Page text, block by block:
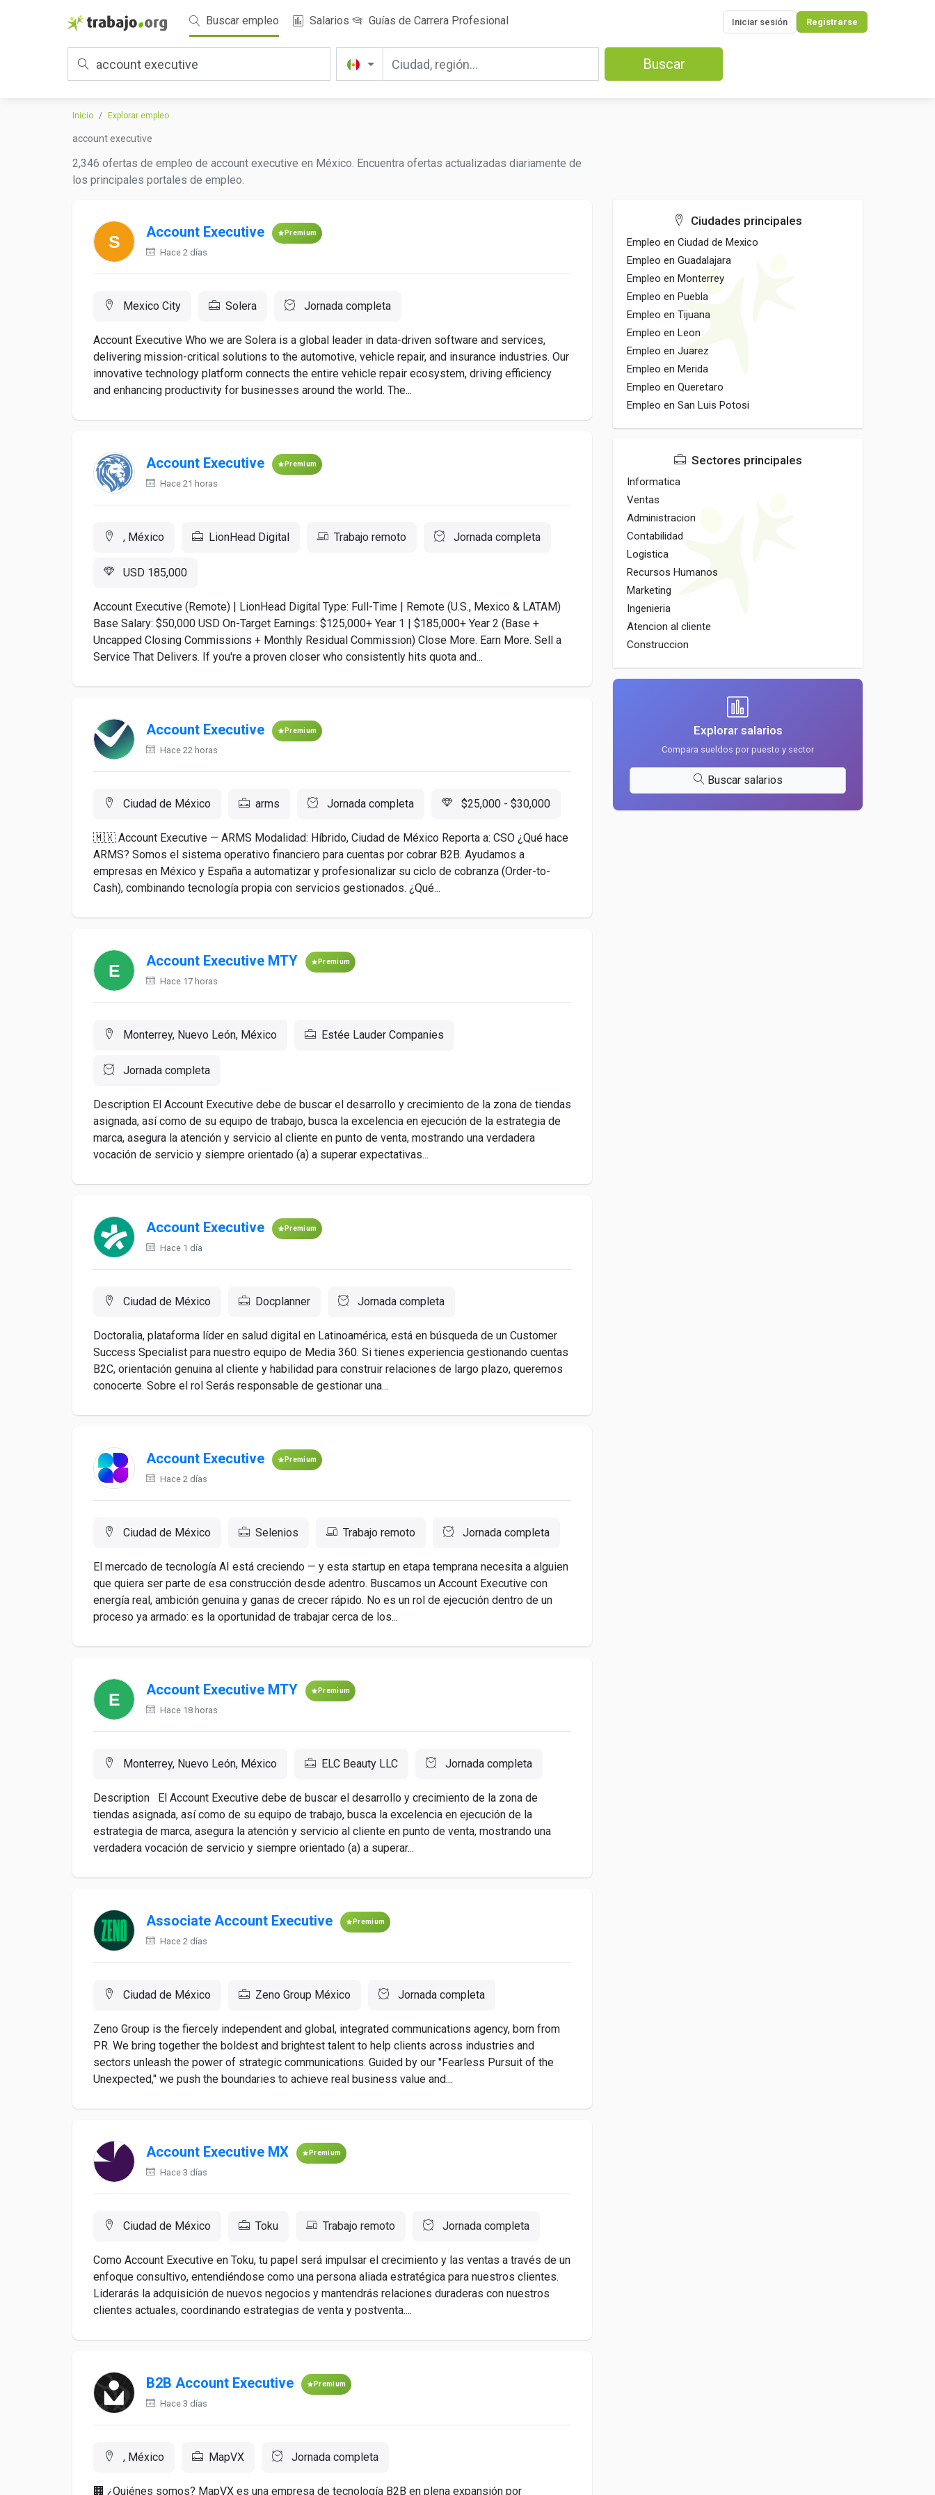
Buscar empleo Salarios Guías de Carrera Profesional Iniciar sesión Registrarse
Buscar
Inicio Explorar empleo
account executive
2,346 ofertas de empleo de account executive en México. Encuentra ofertas actualizadas diariamente de
los principales portales de empleo.
Account Executive Premium
Hace 2 días
Mexico City Solera Jornada completa
Account Executive Who we are Solera is a global leader in data-driven software and services,
delivering mission-critical solutions to the automotive, vehicle repair, and insurance industries. Our
innovative technology platform connects the entire vehicle repair ecosystem, driving efficiency
and enhancing productivity for businesses around the world. The...
Account Executive Premium
Hace 21 horas
, México LionHead Digital Trabajo remoto Jornada completa
USD 185,000
Account Executive (Remote) | LionHead Digital Type: Full-Time | Remote (U.S., Mexico & LATAM)
Base Salary: $50,000 USD On-Target Earnings: $125,000+ Year 1 | $185,000+ Year 2 (Base +
Uncapped Closing Commissions + Monthly Residual Commission) Close More. Earn More. Sell a
Service That Delivers. If you're a proven closer who consistently hits quota and...
Account Executive Premium
Hace 22 horas
Ciudad de México arms Jornada completa $25,000 - $30,000
🇲🇽 Account Executive — ARMS Modalidad: Híbrido, Ciudad de México Reporta a: CSO ¿Qué hace
ARMS? Somos el sistema operativo financiero para cuentas por cobrar B2B. Ayudamos a
empresas en México y España a automatizar y profesionalizar su ciclo de cobranza (Order-to-
Cash), combinando tecnología propia con servicios gestionados. ¿Qué...
Account Executive MTY Premium
Hace 17 horas
Monterrey, Nuevo León, México Estée Lauder Companies
Jornada completa
Description El Account Executive debe de buscar el desarrollo y crecimiento de la zona de tiendas
asignada, así como de su equipo de trabajo, busca la excelencia en ejecución de la estrategia de
marca, asegura la atención y servicio al cliente en punto de venta, mostrando una verdadera
vocación de servicio y siempre orientado (a) a superar expectativas...
Account Executive Premium
Hace 1 día
Ciudad de México Docplanner Jornada completa
Doctoralia, plataforma líder en salud digital en Latinoamérica, está en búsqueda de un Customer
Success Specialist para nuestro equipo de Media 360. Si tienes experiencia gestionando cuentas
B2C, orientación genuina al cliente y habilidad para construir relaciones de largo plazo, queremos
conocerte. Sobre el rol Serás responsable de gestionar una...
Account Executive Premium
Hace 2 días
Ciudad de México Selenios Trabajo remoto Jornada completa
El mercado de tecnología AI está creciendo — y esta startup en etapa temprana necesita a alguien
que quiera ser parte de esa construcción desde adentro. Buscamos un Account Executive con
energía real, ambición genuina y ganas de crecer rápido. No es un rol de ejecución dentro de un
proceso ya armado: es la oportunidad de trabajar cerca de los...
Account Executive MTY Premium
Hace 18 horas
Monterrey, Nuevo León, México ELC Beauty LLC Jornada completa
Description El Account Executive debe de buscar el desarrollo y crecimiento de la zona de
tiendas asignada, así como de su equipo de trabajo, busca la excelencia en ejecución de la
estrategia de marca, asegura la atención y servicio al cliente en punto de venta, mostrando una
verdadera vocación de servicio y siempre orientado (a) a superar...
Associate Account Executive Premium
Hace 2 días
Ciudad de México Zeno Group México Jornada completa
Zeno Group is the fiercely independent and global, integrated communications agency, born from
PR. We bring together the boldest and brightest talent to help clients across industries and
sectors unleash the power of strategic communications. Guided by our "Fearless Pursuit of the
Unexpected," we push the boundaries to achieve real business value and...
Account Executive MX Premium
Hace 3 días
Ciudad de México Toku Trabajo remoto Jornada completa
Como Account Executive en Toku, tu papel será impulsar el crecimiento y las ventas a través de un
enfoque consultivo, entendiéndose como una persona aliada estratégica para nuestros clientes.
Liderarás la adquisición de nuevos negocios y mantendrás relaciones duraderas con nuestros
clientes actuales, coordinando estrategias de venta y postventa....
B2B Account Executive Premium
Hace 3 días
, México MapVX Jornada completa
🏢 ¿Quiénes somos? MapVX es una empresa de tecnología B2B en plena expansión por
Ciudades principales
Empleo en Ciudad de Mexico
Empleo en Guadalajara
Empleo en Monterrey
Empleo en Puebla
Empleo en Tijuana
Empleo en Leon
Empleo en Juarez
Empleo en Merida
Empleo en Queretaro
Empleo en San Luis Potosi
Sectores principales
Informatica
Ventas
Administracion
Contabilidad
Logistica
Recursos Humanos
Marketing
Ingenieria
Atencion al cliente
Construccion
Explorar salarios
Compara sueldos por puesto y sector
Buscar salarios